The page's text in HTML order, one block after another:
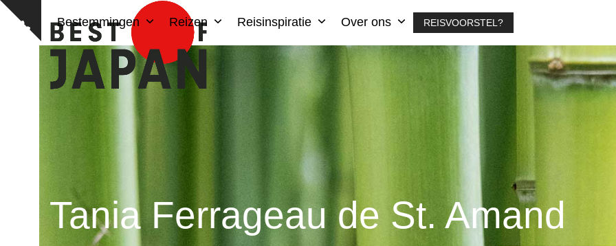
Skip
content
Show
notice
Bestemmingen Reizen Reisinspiratie Over ons REISVOORSTEL?
Tania Ferrageau de St. Amand